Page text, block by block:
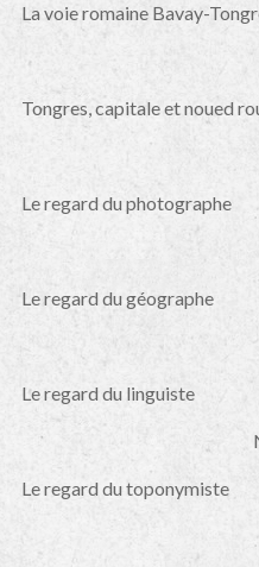
La voie romaine Bavay-
Tongres, capitale et noued
Le regard du photographe
Le regard du géographe
Le regard du linguiste
Le regard du toponymiste